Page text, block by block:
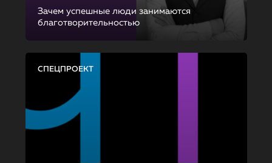
Зачем успешные люди занимаются
благотворительностью
СПЕЦПРОЕКТ